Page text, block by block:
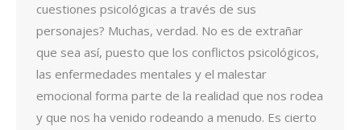
cuestiones psicológicas a través de sus
personajes? Muchas, verdad. No es de extrañar
que sea así, puesto que los conflictos psicológicos,
las enfermedades mentales y el malestar
emocional forma parte de la realidad que nos rodea
y que nos ha venido rodeando a menudo. Es cierto